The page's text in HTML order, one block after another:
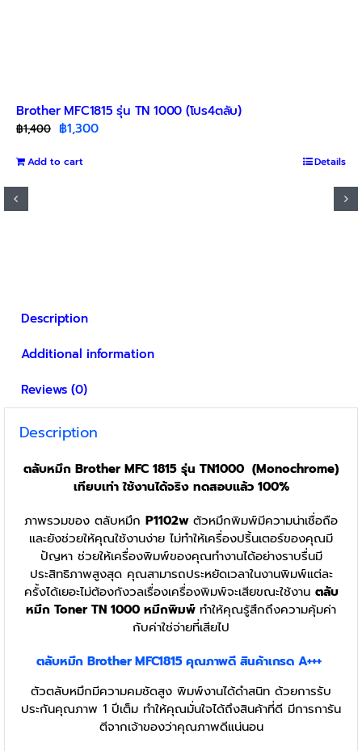
Brother MFC1815 รุ่น TN 1000 (โปร4ตลับ)
฿1,400 Original
was:
฿1,300Current
Add to cart Details
Description
Additional information
Reviews (0)
Description
ตลับหมึก Brother MFC 1815 รุ่น TN1000 (Monochrome)
เทียบเท่า ใช้งานได้จริง ทดสอบแล้ว 100%
ภาพรวมของ ตลับหมึก P1102w ตัวหมึกพิมพ์มีความน่าเชื่อถือ
และยังช่วยให้คุณใช้งานง่าย ไม่ทำให้เครื่องปริ้นเตอร์ของคุณมี
ปัญหา ช่วยให้เครื่องพิมพ์ของคุณทำงานได้อย่างราบรื่นมี
ประสิทธิภาพสูงสุด คุณสามารถประหยัดเวลาในงานพิมพ์แต่ละ
ครั้งได้เยอะไม่ต้องกังวลเรื่องเครื่องพิมพ์จะเสียขณะใช้งาน ตลับ
หมึก Toner TN 1000 หมึกพิมพ์ ทำให้คุณรู้สึกถึงความคุ้มค่า
กับค่าใช่จ่ายที่เสียไป
ตลับหมึก Brother MFC1815คุณภาพดี สินค้าเกรด A+++
ตัวตลับหมึกมีความคมชัดสูง พิมพ์งานได้ดำสนิท ด้วยการรับ
ประกันคุณภาพ 1 ปีเต็ม ทำให้คุณมั่นใจได้ถึงสินค้าที่ดี มีการการัน
ตีจากเจ้าของว่าคุณภาพดีแน่นอน